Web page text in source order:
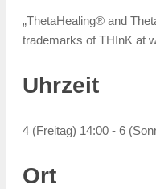
„ThetaHealing® and
trademarks of THInK at
Uhrzeit
4 (Freitag) 14:00 - 6
Ort